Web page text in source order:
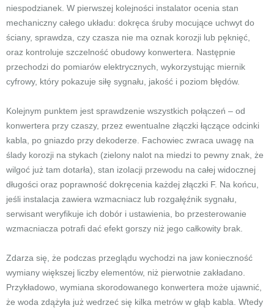
niespodzianek. W pierwszej kolejności instalator ocenia stan
mechaniczny całego układu: dokręca śruby mocujące uchwyt do
ściany, sprawdza, czy czasza nie ma oznak korozji lub pęknięć,
oraz kontroluje szczelność obudowy konwertera. Następnie
przechodzi do pomiarów elektrycznych, wykorzystując miernik
cyfrowy, który pokazuje siłę sygnału, jakość i poziom błędów.
Kolejnym punktem jest sprawdzenie wszystkich połączeń – od
konwertera przy czaszy, przez ewentualne złączki łączące odcinki
kabla, po gniazdo przy dekoderze. Fachowiec zwraca uwagę na
ślady korozji na stykach (zielony nalot na miedzi to pewny znak, że
wilgoć już tam dotarła), stan izolacji przewodu na całej widocznej
długości oraz poprawność dokręcenia każdej złączki F. Na końcu,
jeśli instalacja zawiera wzmacniacz lub rozgałęźnik sygnału,
serwisant weryfikuje ich dobór i ustawienia, bo przesterowanie
wzmacniacza potrafi dać efekt gorszy niż jego całkowity brak.
Zdarza się, że podczas przeglądu wychodzi na jaw konieczność
wymiany większej liczby elementów, niż pierwotnie zakładano.
Przykładowo, wymiana skorodowanego konwertera może ujawnić,
że woda zdążyła już wedrzeć się kilka metrów w głąb kabla. Wtedy